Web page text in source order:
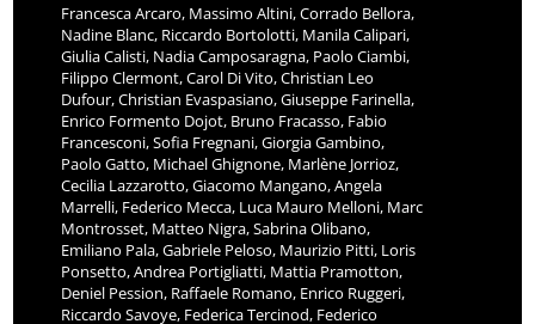
Francesca Arcaro, Massimo Altini, Corrado Bellora,
Nadine Blanc, Riccardo Bortolotti, Manila Calipari,
Giulia Calisti, Nadia Camposaragna, Paolo Ciambi,
Filippo Clermont, Carol Di Vito, Christian Leo
Dufour, Christian Evaspasiano, Giuseppe Farinella,
Enrico Formento Dojot, Bruno Fracasso, Fabio
Francesconi, Sofia Fregnani, Giorgia Gambino,
Paolo Gatto, Michael Ghignone, Marlène Jorrioz,
Cecilia Lazzarotto, Giacomo Mangano, Angela
Marrelli, Federico Mecca, Luca Mauro Melloni, Marc
Montrosset, Matteo Nigra, Sabrina Olibano,
Emiliano Pala, Gabriele Peloso, Maurizio Pitti, Loris
Ponsetto, Andrea Portigliatti, Mattia Pramotton,
Deniel Pession, Raffaele Romano, Enrico Ruggeri,
Riccardo Savoye, Federica Tercinod, Federico